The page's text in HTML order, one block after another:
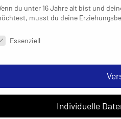
gab (34.). Als
war, führten die
die Partie war
der Panther
nichts mehr
zu den
im Bereich von
die dritte
die HSG (13:7
du unter 16 Jahre alt bist und
musst du deine
&
Essenziell
Individuelle